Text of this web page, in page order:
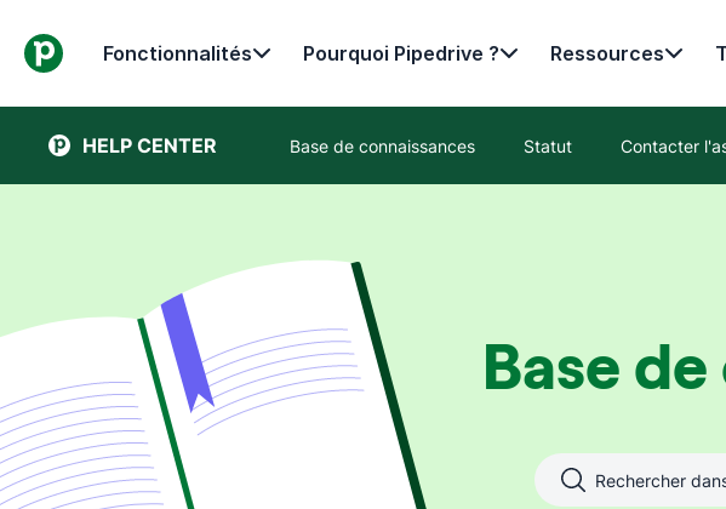
Fonctionnalités Pourquoi Pipedrive ? Ressources
HELP CENTER Base de connaissances Statut Contacter
Base